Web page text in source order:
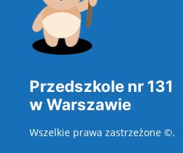
Przedszkole nr 131
w Warszawie
Wszelkie prawa zastrzeżone ©.